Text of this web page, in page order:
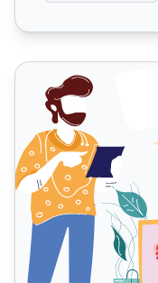
Como Escrever